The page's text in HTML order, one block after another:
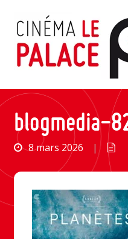
contenu
blogmedia-
8 mars 2026 |